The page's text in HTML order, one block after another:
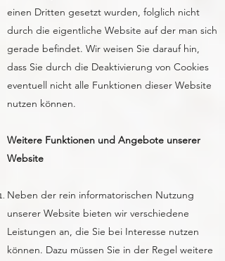
einen Dritten gesetzt wurden, folglich nicht
durch die eigentliche Website auf der man sich
gerade befindet. Wir weisen Sie darauf hin,
dass Sie durch die Deaktivierung von Cookies
eventuell nicht alle Funktionen dieser Website
nutzen können.
Weitere Funktionen und Angebote unserer
Website
Neben der rein informatorischen Nutzung
unserer Website bieten wir verschiedene
Leistungen an, die Sie bei Interesse nutzen
können. Dazu müssen Sie in der Regel weitere